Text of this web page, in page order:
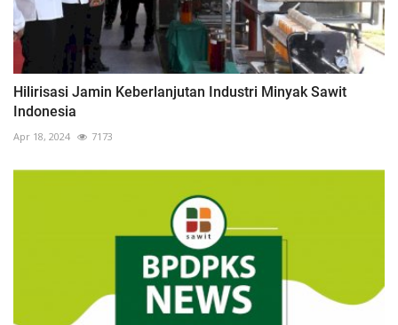
Hilirisasi Jamin Keberlanjutan Industri Minyak Sawit
Indonesia
Apr 18, 2024 7173